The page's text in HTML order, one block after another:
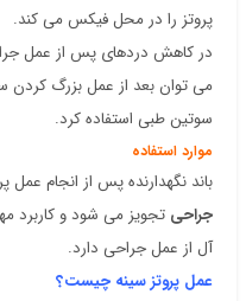
پروتز را در محل فیکس می کند.
در کاهش دردهای پس از عمل
می توان بعد از عمل بزرگ کردن
سوتین طبی استفاده کرد.
موارد استفاده
باند نگهدارنده پس از انجام عمل
جراحی تجویز می شود و کاربرد
آل از عمل جراحی دارد.
عمل پروتز سینه چیست؟